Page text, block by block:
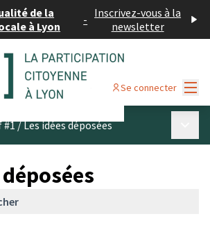
de la
à Lyon
- Inscrivez-vous à la
newsletter
Se connecter
#1/Les idées déposées